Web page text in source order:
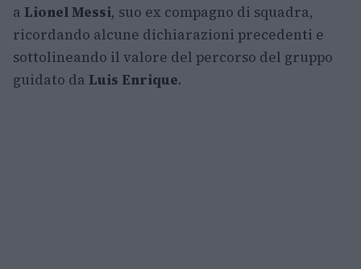
a Lionel Messi, suo ex compagno di squadra,
ricordando alcune dichiarazioni precedenti e
sottolineando il valore del percorso del gruppo
guidato da Luis Enrique.